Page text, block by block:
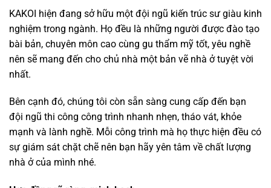
KAKOI hiện đang sở hữu một đội ngũ kiến trúc sư giàu kinh
nghiệm trong ngành. Họ đều là những người được đào tạo
bài bản, chuyên môn cao cùng gu thẩm mỹ tốt, yêu nghề
nên sẽ mang đến cho chủ nhà một bản vẽ nhà ở tuyệt vời
nhất.
Bên cạnh đó, chúng tôi còn sẵn sàng cung cấp đến bạn
đội ngũ thi công công trình nhanh nhẹn, tháo vát, khỏe
mạnh và lành nghề. Mỗi công trình mà họ thực hiện đều có
sự giám sát chặt chẽ nên bạn hãy yên tâm về chất lượng
nhà ở của mình nhé.